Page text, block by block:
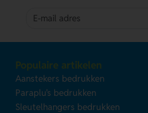
Populaire artikelen
Aanstekers bedrukken
Paraplu's bedrukken
Sleutelhangers bedrukken